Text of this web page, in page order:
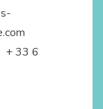
+ 33 6